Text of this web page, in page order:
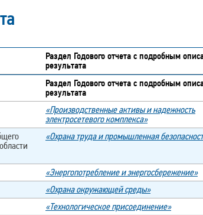
Раздел Годового отчета с подробным
результата
Раздел Годового отчета с подробным
результата
«Производственные активы и надежность
электросетевого комплекса»
«Охрана труда и промышленная
«Энергопотребление и энергосбережение»
«Охрана окружающей среды»
«Технологическое присоединение»